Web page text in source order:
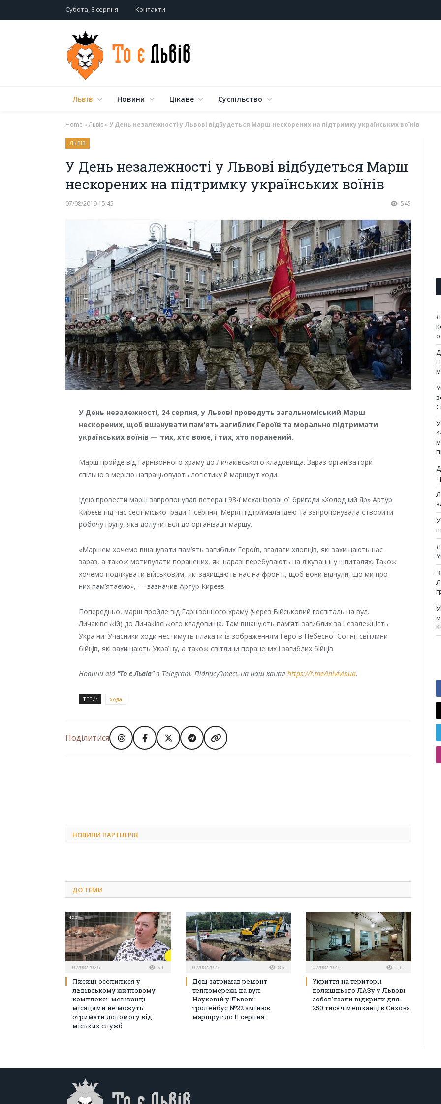
Субота, 8 серпня Контакти
Львів Новини Цікаве Суспільство
Home »Львів» У День незалежності у Львові відбудеться Марш нескорених на підтримку українських воїнів
ЛЬВІВ
У День незалежності у Львові відбудеться Марш
нескорених на підтримку українських воїнів
07/08/2019 15:45 545
У День незалежності, 24 серпня, у Львові проведуть загальноміський Марш
нескорених, щоб вшанувати пам’ять загиблих Героїв та морально підтримати
українських воїнів — тих, хто воює, і тих, хто поранений.
Марш пройде від Гарнізонного храму до Личаківського кладовища. Зараз організатори
спільно з мерією напрацьовують логістику й маршрут ходи.
Ідею провести марш запропонував ветеран 93-ї механізованої бригади «Холодний Яр» Артур
Кирєєв під час сесії міської ради 1 серпня. Мерія підтримала ідею та запропонувала створити
робочу групу, яка долучиться до організації маршу.
«Маршем хочемо вшанувати пам’ять загиблих Героїв, згадати хлопців, які захищають нас
зараз, а також мотивувати поранених, які наразі перебувають на лікуванні у шпиталях. Також
хочемо подякувати військовим, які захищають нас на фронті, щоб вони відчули, що ми про
них пам’ятаємо», — зазначив Артур Кирєєв.
Попередньо, марш пройде від Гарнізонного храму (через Військовий госпіталь на вул.
Личаківській) до Личаківського кладовища. Там вшанують пам’яті загиблих за незалежність
України. Учасники ходи нестимуть плакати із зображенням Героїв Небесної Сотні, світлини
бійців, які захищають Україну, а також світлини поранених і загиблих бійців.
Новини від "То є Львів"в Telegram. Підписуйтесь на наш каналhttps://t.me/inlvivinua.
ТЕГИ: хода
Поділитися
НОВИНИ ПАРТНЕРІВ
ДО ТЕМИ
07/08/2026 91
Лисиці оселилися у
львівському житловому
комплексі: мешканці
місяцями не можуть
отримати допомогу від
міських служб
07/08/2026 86
Дощ затримав ремонт
тепломережі на вул.
Науковій у Львові:
тролейбус №22 змінює
маршрут до 11 серпня
07/08/2026 131
Укриття на території
колишнього ЛАЗу у Львові
зобов’язали відкрити для
250 тисяч мешканців Сихова